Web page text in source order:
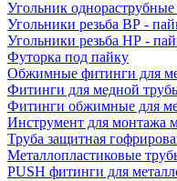
Угольник однораструбные
Угольники резьба ВР -
Угольники резьба НР -
Футорка под пайку
Обжимные фитинги для
Фитинги для медной
Фитинги обжимные для
Инструмент для монтажа
Труба защитная
Металлопластиковые
PUSH фитинги для